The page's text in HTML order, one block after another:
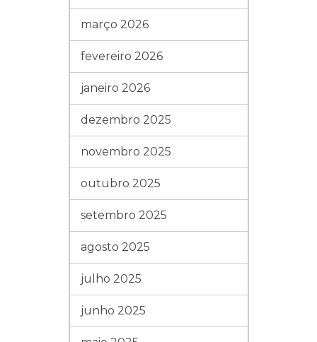
março 2026
fevereiro 2026
janeiro 2026
dezembro 2025
novembro 2025
outubro 2025
setembro 2025
agosto 2025
julho 2025
junho 2025